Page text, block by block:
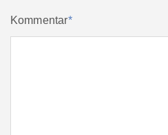
Kommentar*